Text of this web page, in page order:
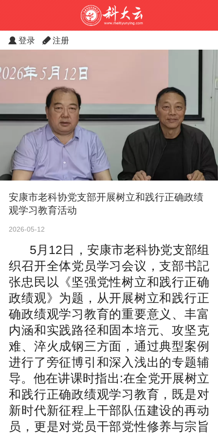
登录 注册
安康市老科协党支部开展树立和践行正确政绩
观学习教育活动
2026-05-12
5月12日，安康市老科协党支部组
织召开全体党员学习会议，支部书記
张忠民以《坚强党性树立和践行正确
政绩观》为题，从开展树立和践行正
确政绩观学习教育的重要意义、丰富
内涵和实践路径和固本培元、攻坚克
难、淬火成钢三方面，通过典型案例
进行了旁征博引和深入浅出的专题辅
导。他在讲课时指出:在全党开展树立
和践行正确政绩观学习教育，既是对
新时代新征程上干部队伍建设的再动
员，更是对党员干部党性修养与宗旨